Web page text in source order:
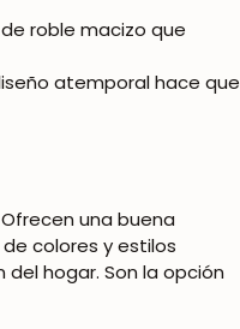
roble macizo que
atemporal hace que
una buena
colores y estilos
hogar. Son la opción